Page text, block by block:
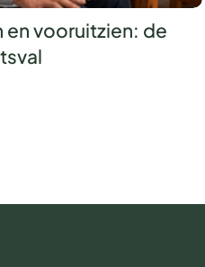
en vooruitzien: de